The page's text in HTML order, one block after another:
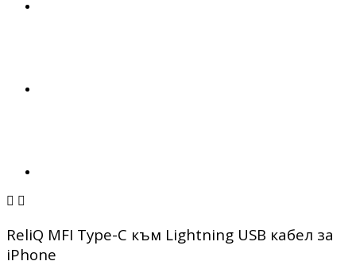
 
ReliQ MFI Type-C към Lightning USB кабел за
iPhone